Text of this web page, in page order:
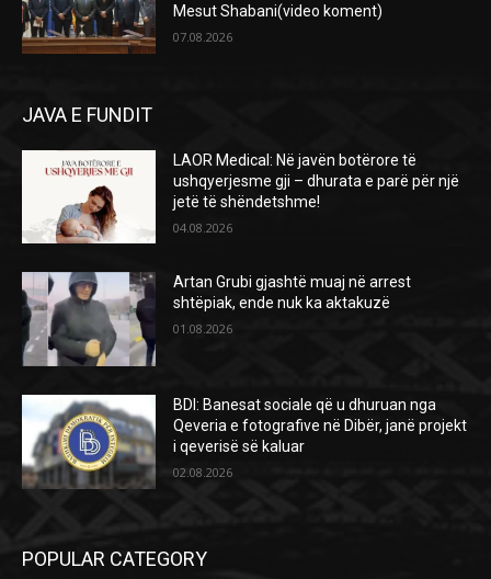
Mesut Shabani(video koment)
07.08.2026
JAVA E FUNDIT
LAOR Medical: Në javën botërore të
ushqyerjesme gji – dhurata e parë për një
jetë të shëndetshme!
04.08.2026
Artan Grubi gjashtë muaj në arrest
shtëpiak, ende nuk ka aktakuzë
01.08.2026
BDI: Banesat sociale që u dhuruan nga
Qeveria e fotografive në Dibër, janë projekt
i qeverisë së kaluar
02.08.2026
POPULAR CATEGORY